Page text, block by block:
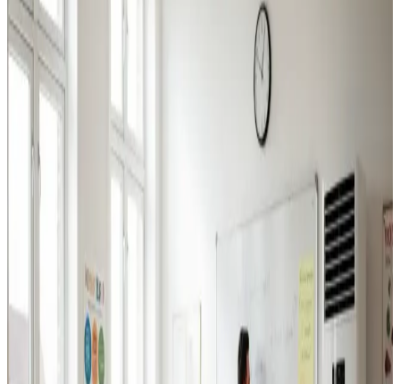
Industriventilation
Ventilation til fabrikker, haller og lagerbygninger i Korsør.
Professionel dimensionering.